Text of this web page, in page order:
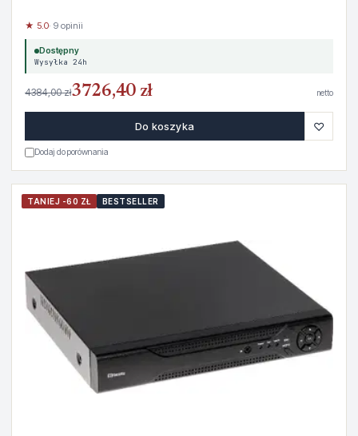
★ 5.0· 9 opinii
Dostępny
Wysyłka 24h
4384,00 zł3726,40 zł netto
Do koszyka ♡
Dodaj do porównania
TANIEJ -60 ZŁ BESTSELLER